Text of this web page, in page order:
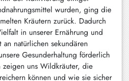
wurden, ging die
Kräutern zurück. Dadurch
in unserer Ernährung und
natürlichen sekundären
Gesunderhaltung förderlich
uns Wildkräuter, die
können und wie sie sicher